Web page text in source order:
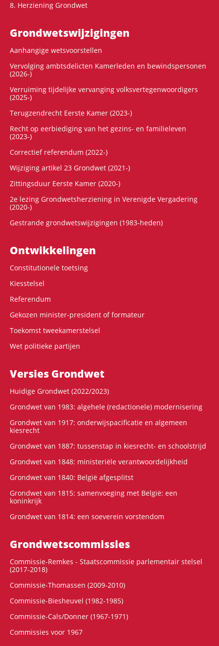
8. Herziening Grondwet
Grondwets­wijzigingen
Aanhangige wetsvoorstellen
Vervolging ambtsdelicten Kamerleden en bewindspersonen
(2026-)
Verruiming tijdelijke vervanging volksvertegenwoordigers
(2025-)
Terugzendrecht Eerste Kamer (2023-)
Recht op eerbiediging van het gezins- en familieleven
(2023-)
Correctief referendum (2022-)
Wijziging artikel 23 Grondwet (2021-)
Zittingsduur Eerste Kamer (2020-)
2e lezing Grondwetsherziening in Verenigde Vergadering
(2020-)
Gestrande grondwetswijzigingen (1983-heden)
Ontwikke­lingen
Constitutionele toetsing
Kiesstelsel
Referendum
Gekozen minister-president of formateur
Toekomst tweekamerstelsel
Wet politieke partijen
Versies Grondwet
Huidige Grondwet (2022/2023)
Grondwet van 1983: algehele (redactionele) modernisering
Grondwet van 1917: onderwijspacificatie en algemeen
kiesrecht
Grondwet van 1887: tussenstap in kiesrecht- en schoolstrijd
Grondwet van 1848: ministeriële verantwoordelijkheid
Grondwet van 1840: België afgesplitst
Grondwet van 1815: samenvoeging met België: een
koninkrijk
Grondwet van 1814: een soeverein vorstendom
Grondwets­commissies
Commissie-Remkes - Staatscommissie parlementair stelsel
(2017-2018)
Commissie-Thomassen (2009-2010)
Commissie-Biesheuvel (1982-1985)
Commissie-Cals/Donner (1967-1971)
Commissies voor 1967